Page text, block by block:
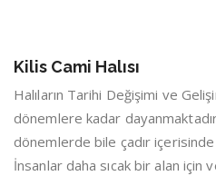
Kilis Cami Halısı
Halıların Tarihi Değişimi ve
dönemlere kadar
dönemlerde bile çadır içerisinde
İnsanlar daha sıcak bir alan için